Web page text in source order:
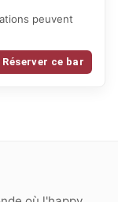
peuvent
Réserver ce bar